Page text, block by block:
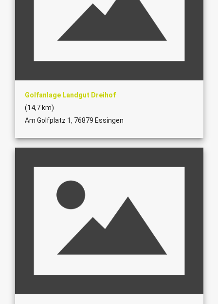
Golfanlage Landgut Dreihof
(14,7 km)
Am Golfplatz 1, 76879 Essingen